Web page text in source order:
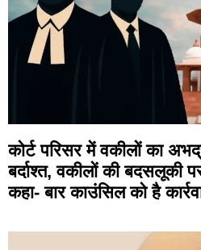
कोर्ट परिसर में वकीलों का
बर्दाश्त, वकीलों की बदसलूकी
कहा- बार काउंसिल को है